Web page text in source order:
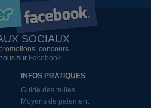
SOCIAUX
concours...
sur Facebook.
INFOS PRATIQUES
Guide des tailles
Moyens de paiement